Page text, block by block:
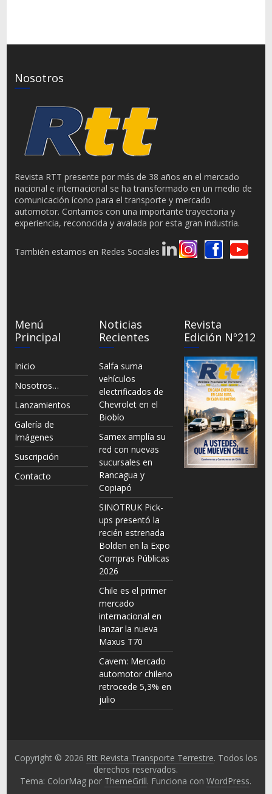
Nosotros
Revista RTT presente por más de 38 años en el mercado
nacional e internacional se ha transformado en un medio de
comunicación ícono para el transporte y mercado
automotor. Contamos con una importante trayectoria y
experiencia, reconocida y avalada por esta gran industria.
También estamos en Redes Sociales
Menú
Principal
Inicio
Nosotros…
Lanzamientos
Galería de
Imágenes
Suscripción
Contacto
Noticias
Recientes
Salfa suma
vehículos
electrificados de
Chevrolet en el
Biobío
Samex amplía su
red con nuevas
sucursales en
Rancagua y
Copiapó
SINOTRUK Pick-
ups presentó la
recién estrenada
Bolden en la Expo
Compras Públicas
2026
Chile es el primer
mercado
internacional en
lanzar la nueva
Maxus T70
Cavem: Mercado
automotor chileno
retrocede 5,3% en
julio
Revista
Edición Nº212
Copyright © 2026 Rtt Revista Transporte Terrestre. Todos los
derechos reservados.
Tema: ColorMag por ThemeGrill. Funciona conWordPress.